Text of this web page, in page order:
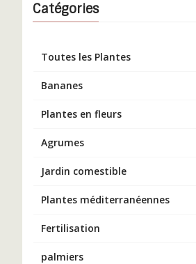
Catégories
Toutes les Plantes
Bananes
Plantes en fleurs
Agrumes
Jardin comestible
Plantes méditerranéennes
Fertilisation
palmiers